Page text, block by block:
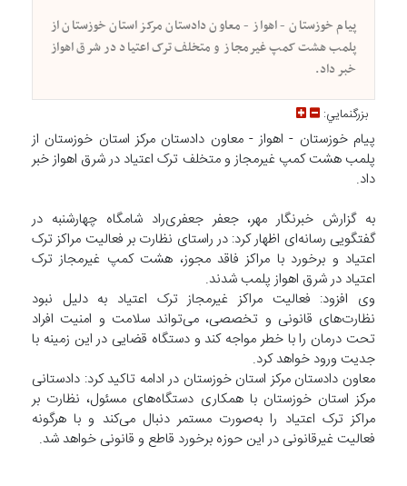
پیام خوزستان - اهواز - معاون دادستان مرکز استان خوزستان از
پلمب هشت کمپ غیرمجاز و متخلف ترک اعتیاد در شرق اهواز
خبر داد.
بزرگنمايي:
پیام خوزستان - اهواز - معاون دادستان مرکز استان خوزستان از
پلمب هشت کمپ غیرمجاز و متخلف ترک اعتیاد در شرق اهواز خبر
داد.
به گزارش خبرنگار مهر، جعفر جعفری‌راد شامگاه چهارشنبه در
گفتگویی رسانه‌ای اظهار کرد: در راستای نظارت بر فعالیت مراکز ترک
اعتیاد و برخورد با مراکز فاقد مجوز، هشت کمپ غیرمجاز ترک
اعتیاد در شرق اهواز پلمب شدند.
وی افزود: فعالیت مراکز غیرمجاز ترک اعتیاد به دلیل نبود
نظارت‌های قانونی و تخصصی، می‌تواند سلامت و امنیت افراد
تحت درمان را با خطر مواجه کند و دستگاه قضایی در این زمینه با
جدیت ورود خواهد کرد.
معاون دادستان مرکز استان خوزستان در ادامه تاکید کرد: دادستانی
مرکز استان خوزستان با همکاری دستگاه‌های مسئول، نظارت بر
مراکز ترک اعتیاد را به‌صورت مستمر دنبال می‌کند و با هرگونه
فعالیت غیرقانونی در این حوزه برخورد قاطع و قانونی خواهد شد.